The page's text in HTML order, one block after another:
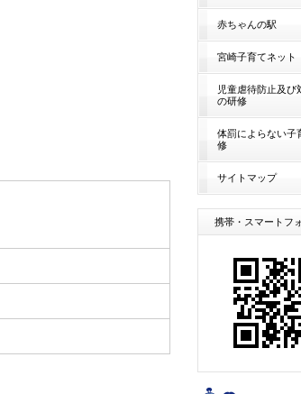
赤ちゃんの駅
宮崎子育てネット
児童虐待防止及び
の研修
体罰によらない子
修
サイトマップ
携帯・スマートフ